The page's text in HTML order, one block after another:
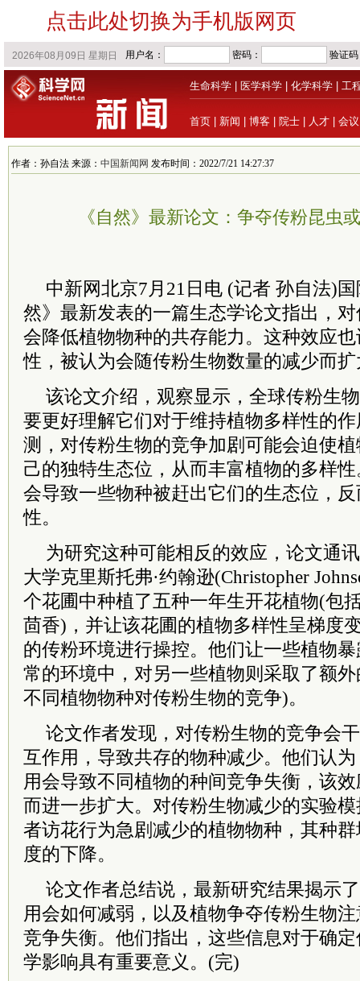
点击此处切换为手机版网页
生命科学 医学科学 化学科学 工
首页 新闻 博客 院士 人才 会议
作者：孙自法 来源： 中国新闻网 发布时间：2022/7/21 14:27:37
《自然》最新论文：争夺传粉昆虫
中新网北京7月21日电 (记者 孙自法)
然》最新发表的一篇生态学论文指出，
会降低植物物种的共存能力。这种效应
性，被认为会随传粉生物数量的减少而
该论文介绍，观察显示，全球传粉生
要更好理解它们对于维持植物多样性的
测，对传粉生物的竞争加剧可能会迫使
己的独特生态位，从而丰富植物的多样
会导致一些物种被赶出它们的生态位，
性。
为研究这种可能相反的效应，论文通
大学克里斯托弗·约翰逊(Christopher
个花圃中种植了五种一年生开花植物(包
茴香)，并让该花圃的植物多样性呈梯度
的传粉环境进行操控。他们让一些植物
常的环境中，对另一些植物则采取了额
不同植物物种对传粉生物的竞争)。
论文作者发现，对传粉生物的竞争会
互作用，导致共存的物种减少。他们认
用会导致不同植物的种间竞争失衡，该
而进一步扩大。对传粉生物减少的实验
者访花行为急剧减少的植物物种，其种
度的下降。
论文作者总结说，最新研究结果揭示
用会如何减弱，以及植物争夺传粉生物
竞争失衡。他们指出，这些信息对于确
学影响具有重要意义。(完)